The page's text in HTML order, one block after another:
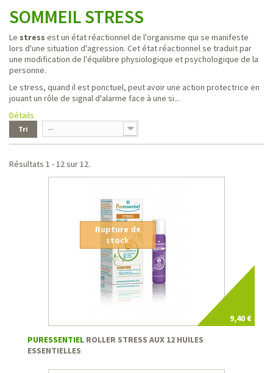
SOMMEIL STRESS
Le stress est un état réactionnel de l'organisme qui se manifeste
lors d'une situation d'agression. Cet état réactionnel se traduit par
une modification de l'équilibre physiologique et psychologique de la
personne.
Le stress, quand il est ponctuel, peut avoir une action protectrice en
jouant un rôle de signal d'alarme face à une si...
Détails
Tri --
Résultats 1 - 12 sur 12.
9,40 €
Rupture de
stock
PURESSENTIEL ROLLER STRESS AUX 12 HUILES
ESSENTIELLES